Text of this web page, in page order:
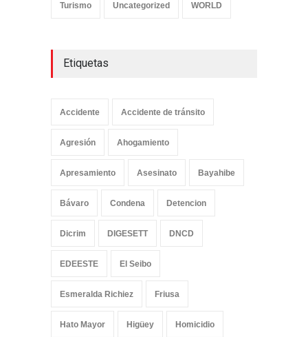
Turismo Uncategorized WORLD
Etiquetas
Accidente Accidente de tránsito
Agresión Ahogamiento
Apresamiento Asesinato Bayahibe
Bávaro Condena Detencion
Dicrim DIGESETT DNCD
EDEESTE El Seibo
Esmeralda Richiez Friusa
Hato Mayor Higüey Homicidio